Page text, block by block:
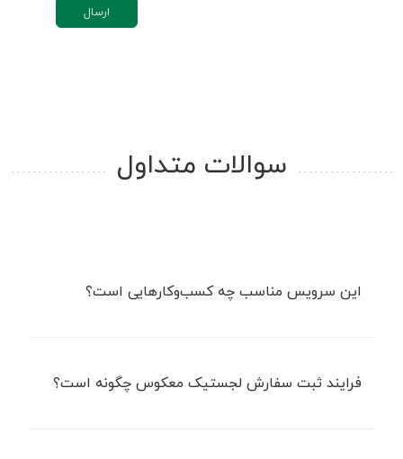
ارسال
سوالات متداول
این سرویس مناسب چه کسب‌وکارهایی است؟
فرایند ثبت سفارش لجستیک معکوس چگونه است؟